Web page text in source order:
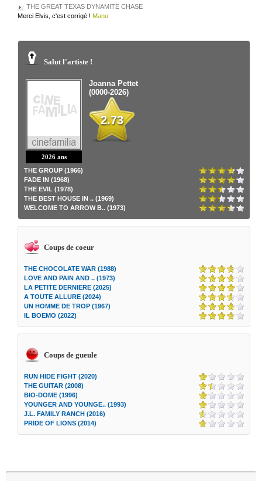
THE GREAT TEXAS DYNAMITE CHASE
Merci Elvis, c'est corrigé ! Manu
Salut l'artiste !
2026 ans
Joanna Pettet
(0000-2026)
2.73
THE GROUP (1966)
FADE IN (1968)
THE EVIL (1978)
THE BEST HOUSE IN .. (1969)
WELCOME TO ARROW B.. (1973)
Coups de coeur
THE CHOCOLATE WAR (1988)
LOVE AND PAIN AND .. (1973)
LA PETITE DERNIERE (2025)
A TOUTE ALLURE (2024)
UN HOMME DE TROP (1967)
IL BOEMO (2022)
Coups de gueule
RUN HIDE FIGHT (2020)
THE GUITAR (2008)
BIO-DOME (1996)
YOUNGER AND YOUNGE.. (1993)
J.L. FAMILY RANCH (2016)
PRIDE OF LIONS (2014)